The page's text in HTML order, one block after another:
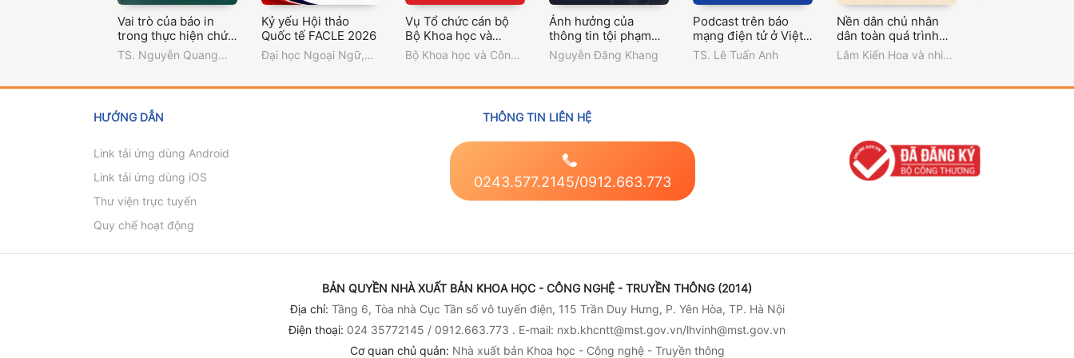
Vai trò của báo in
trong thực hiện chức
năng giám sát và
phản biện xã hội ở
TS. Nguyễn Quang
Kỷ yếu Hội thảo
Quốc tế FACLE 2026
Đại học Ngoại Ngữ,
Vụ Tổ chức cán bộ
Bộ Khoa học và
Công nghệ Phát
triển đội ngũ - Xây
mạnh - Đồng hành
Bộ Khoa học và Công
Ảnh hưởng của
thông tin tội phạm
trên truyền hình đối
với công chúng ở
Nguyễn Đăng Khang
Podcast trên báo
mạng điện tử ở Việt
Nam hiện nay (Sách
chuyên khảo)
TS. Lê Tuấn Anh
Nền dân chủ nhân
dân toàn quá trình
của Trung Quốc (中
国的全过程人民民主)
Lâm Kiến Hoa và nhiều
HƯỚNG DẪN
Link tải ứng dùng Android
Link tải ứng dùng iOS
Thư viện trực tuyến
Quy chế hoạt động
THÔNG TIN LIÊN HỆ
0243.577.2145/0912.663.773
BẢN QUYỀN NHÀ XUẤT BẢN KHOA HỌC - CÔNG NGHỆ - TRUYỀN THÔNG (2014)
Địa chỉ: Tầng 6, Tòa nhà Cục Tần số vô tuyến điện, 115 Trần Duy Hưng, P. Yên Hòa, TP. Hà Nội
Điện thoại: 024 35772145 / 0912.663.773 . E-mail: nxb.khcntt@mst.gov.vn/lhvinh@mst.gov.vn
Cơ quan chủ quản: Nhà xuất bản Khoa học - Công nghệ - Truyền thông